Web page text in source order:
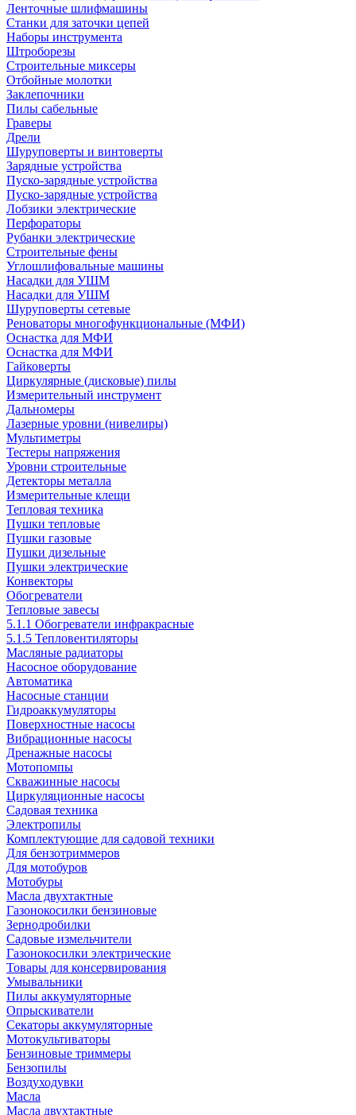
Ленточные шлифмашины
Станки для заточки цепей
Наборы инструмента
Штроборезы
Строительные миксеры
Отбойные молотки
Заклепочники
Пилы сабельные
Граверы
Дрели
Шуруповерты и винтоверты
Зарядные устройства
Пуско-зарядные устройства
Пуско-зарядные устройства
Лобзики электрические
Перфораторы
Рубанки электрические
Строительные фены
Углошлифовальные машины
Насадки для УШМ
Насадки для УШМ
Шуруповерты сетевые
Реноваторы многофункциональные (МФИ)
Оснастка для МФИ
Оснастка для МФИ
Гайковерты
Циркулярные (дисковые) пилы
Измерительный инструмент
Дальномеры
Лазерные уровни (нивелиры)
Мультиметры
Тестеры напряжения
Уровни строительные
Детекторы металла
Измерительные клещи
Тепловая техника
Пушки тепловые
Пушки газовые
Пушки дизельные
Пушки электрические
Конвекторы
Обогреватели
Тепловые завесы
5.1.1 Обогреватели инфракрасные
5.1.5 Тепловентиляторы
Масляные радиаторы
Насосное оборудование
Автоматика
Насосные станции
Гидроаккумуляторы
Поверхностные насосы
Вибрационные насосы
Дренажные насосы
Мотопомпы
Скважинные насосы
Циркуляционные насосы
Садовая техника
Электропилы
Комплектующие для садовой техники
Для бензотриммеров
Для мотобуров
Мотобуры
Масла двухтактные
Газонокосилки бензиновые
Зернодробилки
Садовые измельчители
Газонокосилки электрические
Товары для консервирования
Умывальники
Пилы аккумуляторные
Опрыскиватели
Секаторы аккумуляторные
Мотокультиваторы
Бензиновые триммеры
Бензопилы
Воздуходувки
Масла
Масла двухтактные